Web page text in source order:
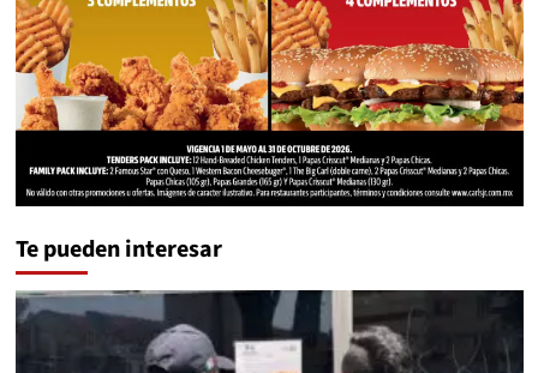
Te pueden interesar